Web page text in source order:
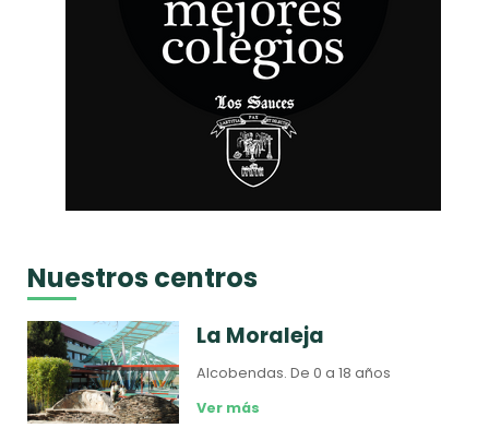
Nuestros centros
La Moraleja
Alcobendas.De 0 a 18 años
Ver más